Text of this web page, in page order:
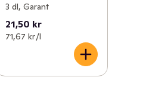
3 dl, Garant
21,50 kr
71,67 kr /l